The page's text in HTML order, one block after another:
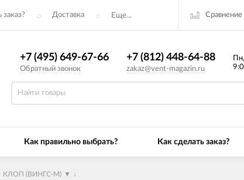
заказ? Доставка Еще... Сравнение
+7 (495) 649-67-66
Обратный звонок
+7 (812) 448-64-88
zakaz@vent-magazin.ru
Как правильно выбрать? Как сделать заказ?
КЛОП (ВИНГС-М) ▼ ↓